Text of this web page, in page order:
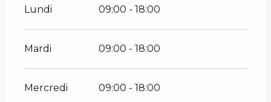
Lundi 09:00 - 18:00
Mardi 09:00 - 18:00
Mercredi 09:00 - 18:00